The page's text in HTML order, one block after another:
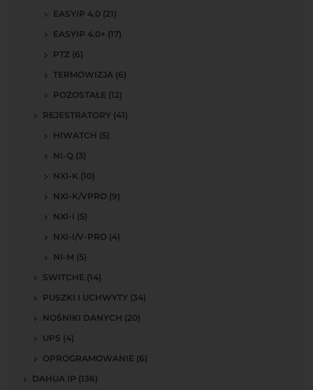
EASYIP 4.0 (21)
EASYIP 4.0+ (17)
PTZ (6)
TERMOWIZJA (6)
POZOSTAŁE (12)
REJESTRATORY (41)
HIWATCH (5)
NI-Q (3)
NXI-K (10)
NXI-K/VPRO (9)
NXI-I (5)
NXI-I/V-PRO (4)
NI-M (5)
SWITCHE (14)
PUSZKI I UCHWYTY (34)
NOŚNIKI DANYCH (20)
UPS (4)
OPROGRAMOWANIE (6)
DAHUA IP (136)